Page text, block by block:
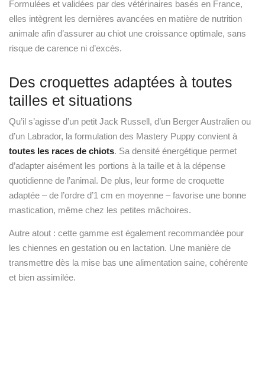
Des croquettes adaptées à toutes
tailles et situations
Qu’il s’agisse d’un petit Jack Russell, d’un Berger Australien ou
toutes les races de chiots
. Sa densité énergétique permet
d’adapter aisément les portions à la taille et à la dépense
quotidienne de l’animal. De plus, leur forme de croquette
adaptée – de l’ordre d’1 cm en moyenne – favorise une bonne
mastication, même chez les petites mâchoires.
Autre atout : cette gamme est également recommandée pour
les chiennes en gestation ou en lactation. Une manière de
transmettre dès la mise bas une alimentation saine, cohérente
et bien assimilée.